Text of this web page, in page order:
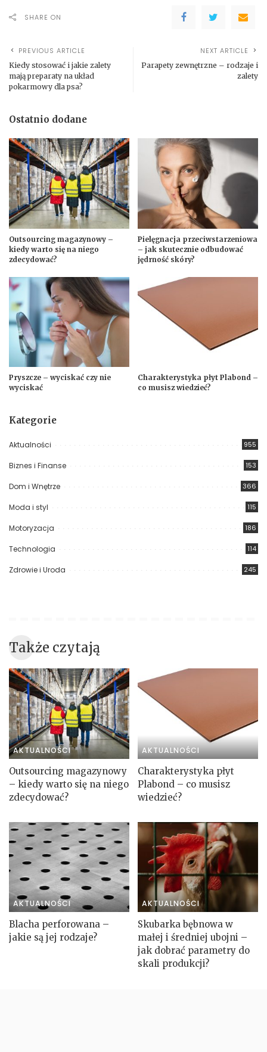
SHARE ON
PREVIOUS ARTICLE
Kiedy stosować i jakie zalety
mają preparaty na układ
pokarmowy dla psa?
NEXT ARTICLE
Parapety zewnętrzne – rodzaje i
zalety
Ostatnio dodane
Outsourcing magazynowy –
kiedy warto się na niego
zdecydować?
Pielęgnacja przeciwstarzeniowa
– jak skutecznie odbudować
jędrność skóry?
Pryszcze – wyciskać czy nie
wyciskać
Charakterystyka płyt Plabond –
co musisz wiedzieć?
Kategorie
Aktualności 955
Biznes i Finanse 153
Dom i Wnętrze 366
Moda i styl 115
Motoryzacja 186
Technologia 114
Zdrowie i Uroda 245
Także czytają
AKTUALNOŚCI
Outsourcing magazynowy
– kiedy warto się na niego
zdecydować?
AKTUALNOŚCI
Charakterystyka płyt
Plabond – co musisz
wiedzieć?
AKTUALNOŚCI
Blacha perforowana –
jakie są jej rodzaje?
AKTUALNOŚCI
Skubarka bębnowa w
małej i średniej ubojni –
jak dobrać parametry do
skali produkcji?